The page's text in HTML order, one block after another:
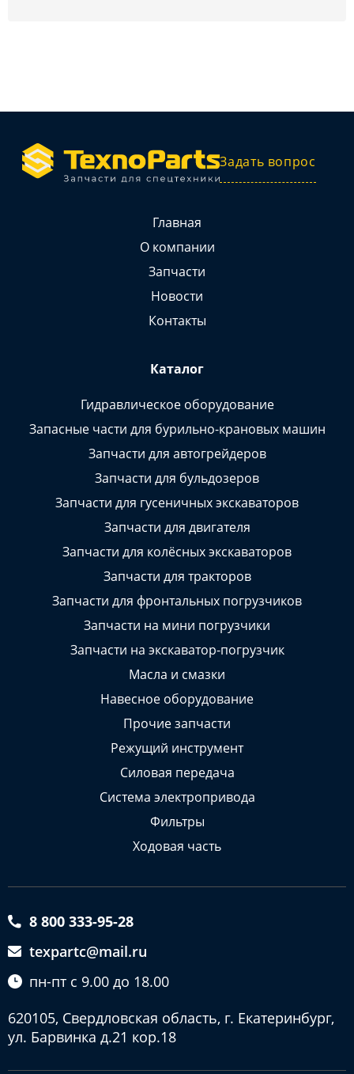
Задать вопрос
Главная
О компании
Запчасти
Новости
Контакты
Каталог
Гидравлическое оборудование
Запасные части для бурильно-крановых машин
Запчасти для автогрейдеров
Запчасти для бульдозеров
Запчасти для гусеничных экскаваторов
Запчасти для двигателя
Запчасти для колёсных экскаваторов
Запчасти для тракторов
Запчасти для фронтальных погрузчиков
Запчасти на мини погрузчики
Запчасти на экскаватор-погрузчик
Масла и смазки
Навесное оборудование
Прочие запчасти
Режущий инструмент
Силовая передача
Система электропривода
Фильтры
Ходовая часть
8 800 333-95-28
texpartc@mail.ru
пн-пт с 9.00 до 18.00
620105, Свердловская область, г. Екатеринбург,
ул. Барвинка д.21 кор.18